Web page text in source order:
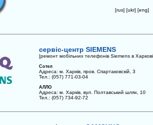
[rus] [ukr] [eng]
сервіс-центр SIEMENS
[ремонт мобільних телефонів Siemens в
Сотел
Адреса: м. Харків, пров. Спартаковскій, 3
Тел.: (057) 771-03-04
АЛЛО
Адреса: м. Харків, вул. Полтавський шлях, 10
Тел.: (057) 734-92-72